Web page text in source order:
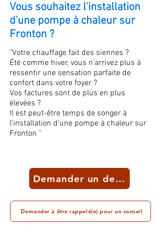
Vous souhaitez l'installation
d'une pompe à chaleur sur
Fronton ?
"Votre chauffage fait des siennes ?
Été comme hiver, vous n'arrivez plus à
ressentir une sensation parfaite de
confort dans votre foyer ?
Vos factures sont de plus en plus
élevées ?
Il est peut-être temps de songer à
l'installation d'une pompe à chaleur sur
Fronton "
Demander un devis
Demander à être rappelé(e) pour un conseil